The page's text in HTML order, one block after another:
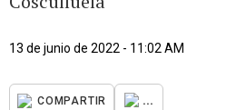
13 de junio de 2022 - 11:02 AM
COMPARTIR ...